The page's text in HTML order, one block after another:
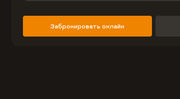
Забронировать онлайн